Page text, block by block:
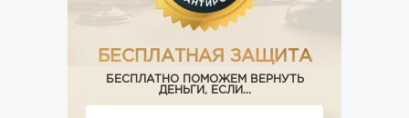
БЕСПЛАТНАЯ ЗАЩИТА
БЕСПЛАТНО ПОМОЖЕМ ВЕРНУТЬ
ДЕНЬГИ, ЕСЛИ...